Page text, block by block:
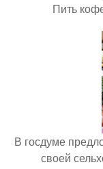
Пить
В госдуме
своей